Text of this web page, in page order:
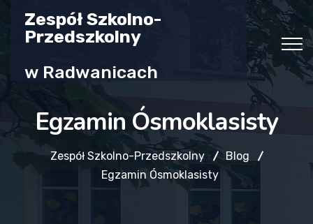
Zespół Szkolno-
Przedszkolny
w Radwanicach
Egzamin Ósmoklasisty
Zespół Szkolno-Przedszkolny
Blog
Egzamin Ósmoklasisty